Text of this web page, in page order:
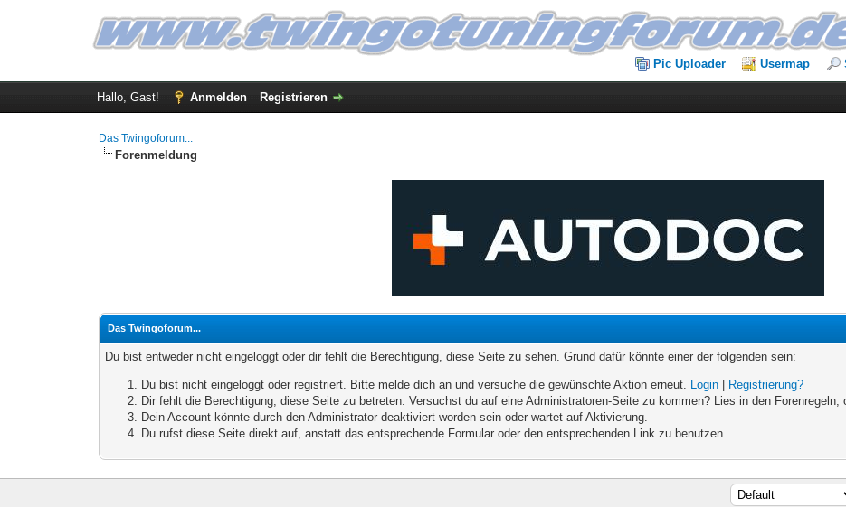
Pic Uploader Usermap
Hallo, Gast! Anmelden Registrieren
Das Twingoforum...
Forenmeldung
Das Twingoforum...
Du bist entweder nicht eingeloggt oder dir fehlt die Berechtigung, diese Seite zu sehen. Grund dafür könnte einer der folgenden sein:
Du bist nicht eingeloggt oder registriert. Bitte melde dich an und versuche die gewünschte Aktion erneut. Login
Registrierung?
Dir fehlt die Berechtigung, diese Seite zu betreten. Versuchst du auf eine Administratoren-Seite zu kommen? Lies in den
Dein Account könnte durch den Administrator deaktiviert worden sein oder wartet auf Aktivierung.
Du rufst diese Seite direkt auf, anstatt das entsprechende Formular oder den entsprechenden Link zu benutzen.